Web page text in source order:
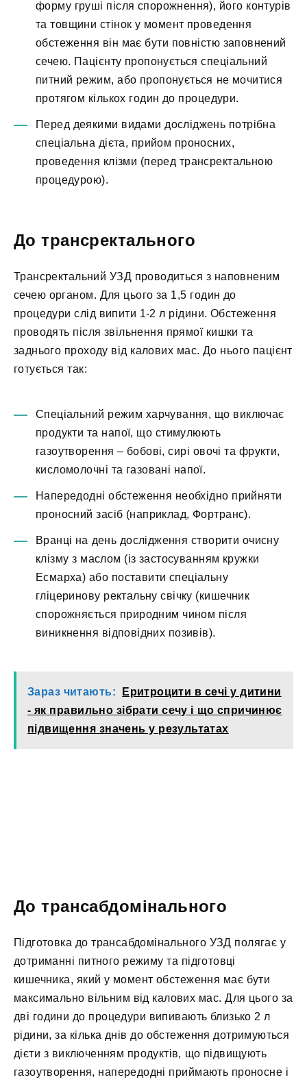
форму груші після спорожнення), його контурів
та товщини стінок у момент проведення
обстеження він має бути повністю заповнений
сечею. Пацієнту пропонується спеціальний
питний режим, або пропонується не мочитися
протягом кількох годин до процедури.
Перед деякими видами досліджень потрібна
спеціальна дієта, прийом проносних,
проведення клізми (перед трансректальною
процедурою).
До трансректального
Трансректальний УЗД проводиться з наповненим
сечею органом. Для цього за 1,5 годин до
процедури слід випити 1-2 л рідини. Обстеження
проводять після звільнення прямої кишки та
заднього проходу від калових мас. До нього пацієнт
готується так:
Спеціальний режим харчування, що виключає
продукти та напої, що стимулюють
газоутворення – бобові, сирі овочі та фрукти,
кисломолочні та газовані напої.
Напередодні обстеження необхідно прийняти
проносний засіб (наприклад, Фортранс).
Вранці на день дослідження створити очисну
клізму з маслом (із застосуванням кружки
Есмарха) або поставити спеціальну
гліцеринову ректальну свічку (кишечник
спорожняється природним чином після
виникнення відповідних позивів).
Зараз читають:
Еритроцити в сечі у дитини
- як правильно зібрати сечу і що спричинює
підвищення значень у результатах
До трансабдомінального
Підготовка до трансабдомінального УЗД полягає у
дотриманні питного режиму та підготовці
кишечника, який у момент обстеження має бути
максимально вільним від калових мас. Для цього за
дві години до процедури випивають близько 2 л
рідини, за кілька днів до обстеження дотримуються
дієти з виключенням продуктів, що підвищують
газоутворення, напередодні приймають проносне і